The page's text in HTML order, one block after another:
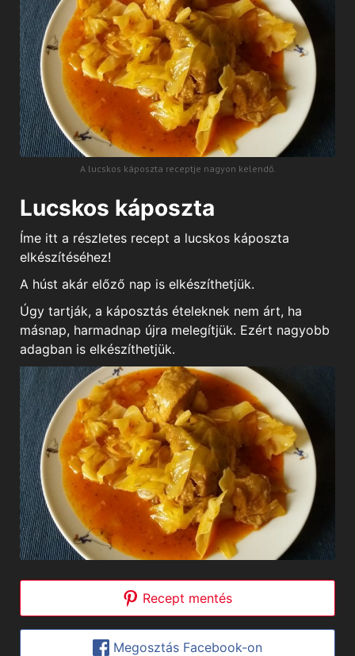
A lucskos káposzta receptje nagyon kelendő.
Lucskos káposzta
Íme itt a részletes recept a lucskos káposzta
elkészítéséhez!
A húst akár előző nap is elkészíthetjük.
Úgy tartják, a káposztás ételeknek nem árt, ha
másnap, harmadnap újra melegítjük. Ezért nagyobb
adagban is elkészíthetjük.
Recept mentés
Megosztás Facebook-on